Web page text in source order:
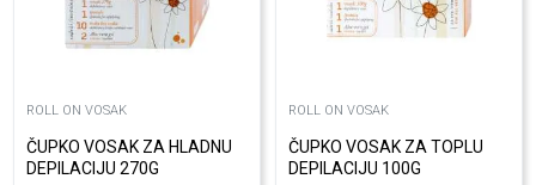
ROLL ON VOSAK
ČUPKO VOSAK ZA HLADNU
DEPILACIJU 270G
ROLL ON VOSAK
ČUPKO VOSAK ZA TOPLU
DEPILACIJU 100G